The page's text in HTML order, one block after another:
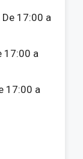
17:00 a
17:00 a
17:00 a